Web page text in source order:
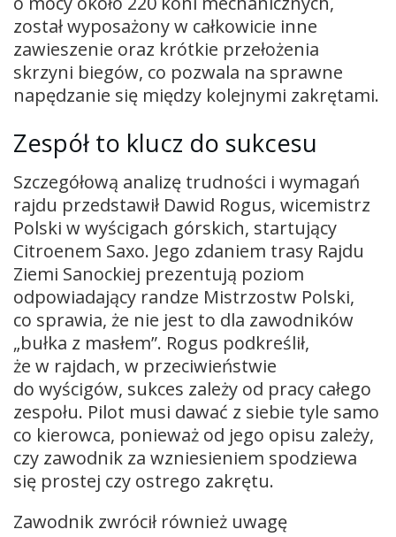
został wyposażony w całkowicie inne
zawieszenie oraz krótkie przełożenia
skrzyni biegów, co pozwala na sprawne
napędzanie się między kolejnymi zakrętami.
Zespół to klucz do sukcesu
Szczegółową analizę trudności i wymagań
rajdu przedstawił Dawid Rogus, wicemistrz
Polski w wyścigach górskich, startujący
Citroenem Saxo. Jego zdaniem trasy Rajdu
Ziemi Sanockiej prezentują poziom
odpowiadający randze Mistrzostw Polski,
co sprawia, że nie jest to dla zawodników
„bułka z masłem”. Rogus podkreślił,
że w rajdach, w przeciwieństwie
do wyścigów, sukces zależy od pracy całego
zespołu. Pilot musi dawać z siebie tyle samo
co kierowca, ponieważ od jego opisu zależy,
czy zawodnik za wzniesieniem spodziewa
się prostej czy ostrego zakrętu.
Zawodnik zwrócił również uwagę